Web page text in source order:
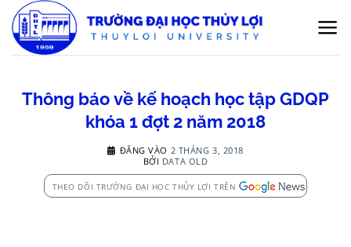
qua
nội
Thông báo về kế hoạch học tập GDQP
khóa 1 đợt 2 năm 2018
ĐĂNG VÀO 2 THÁNG 3, 2018
BỞI DATA OLD
THEO DÕI TRƯỜNG ĐẠI HỌC THỦY LỢI TRÊN